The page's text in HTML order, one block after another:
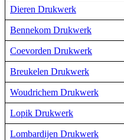
Dieren Drukwerk
Bennekom Drukwerk
Coevorden Drukwerk
Breukelen Drukwerk
Woudrichem Drukwerk
Lopik Drukwerk
Lombardijen Drukwerk